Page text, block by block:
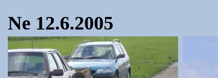
Ne 12.6.2005